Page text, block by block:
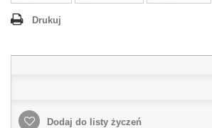
Drukuj
Dodaj do listy życzeń